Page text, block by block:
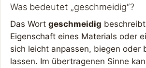
Was bedeutet „geschmeidig“?
Das Wort geschmeidig
Eigenschaft eines Materials oder
sich leicht anpassen, biegen oder
lassen. Im übertragenen Sinne